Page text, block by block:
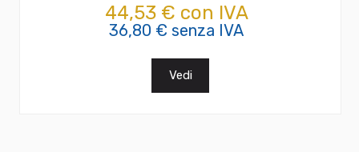
44,53 € con IVA
36,80 € senza IVA
Vedi